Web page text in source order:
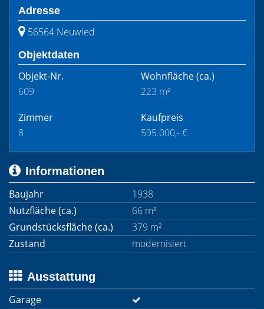
Adresse
56564 Neuwied
Objektdaten
Objekt-Nr.
609
Wohnfläche(ca.)
223 m²
Zimmer
8
Kaufpreis
595.000,- €
Informationen
Baujahr
1938
Nutzfläche (ca.)
66 m²
Grundstücksfläche (ca.)
379 m²
Zustand
modernisiert
Ausstattung
Garage